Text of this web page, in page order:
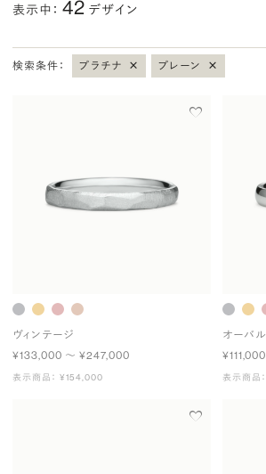
表示中： 42 デザイン
検索条件： プラチナ × プレーン ×
ヴィンテージ
¥133,000 〜 ¥247,000
表示商品： ¥154,000
オーバル
表示商品